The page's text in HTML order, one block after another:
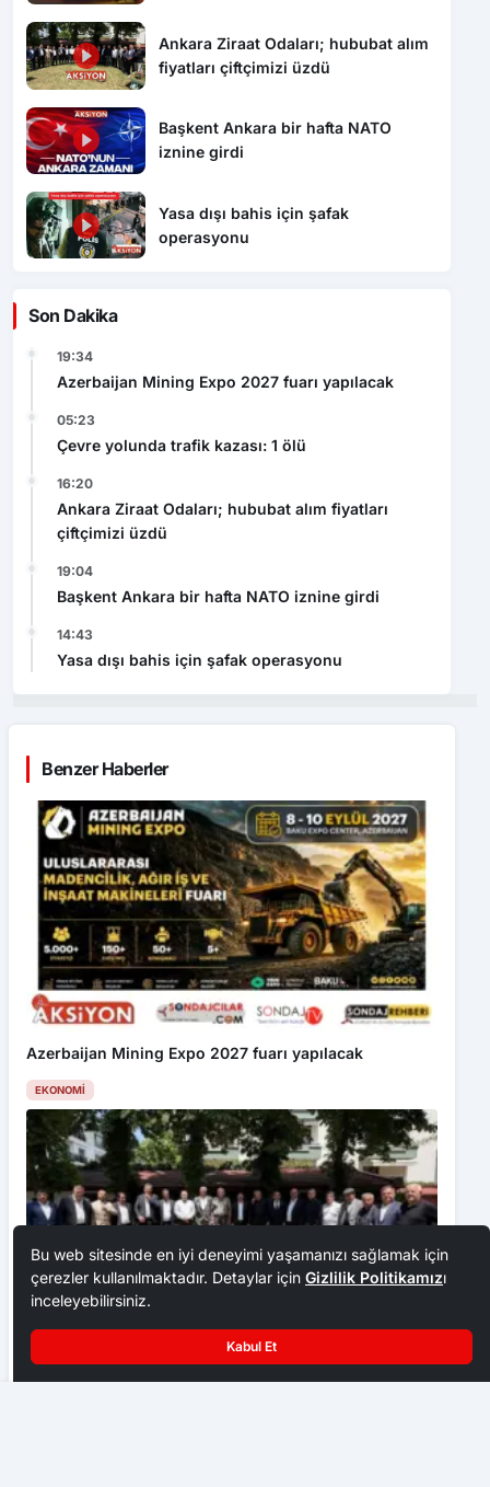
Ankara Ziraat Odaları; hububat alım
fiyatları çiftçimizi üzdü
Başkent Ankara bir hafta NATO
iznine girdi
Yasa dışı bahis için şafak
operasyonu
Son Dakika
19:34
Azerbaijan Mining Expo 2027 fuarı yapılacak
05:23
Çevre yolunda trafik kazası: 1 ölü
16:20
Ankara Ziraat Odaları; hububat alım fiyatları
çiftçimizi üzdü
19:04
Başkent Ankara bir hafta NATO iznine girdi
14:43
Yasa dışı bahis için şafak operasyonu
Benzer Haberler
Azerbaijan Mining Expo 2027 fuarı yapılacak
EKONOMI
Ankara Ziraat Odaları; hububat alım fiyatları çiftçimizi
üzdü
Bu web sitesinde en iyi deneyimi yaşamanızı sağlamak için
çerezler kullanılmaktadır. Detaylar için Gizlilik Politikamızı
inceleyebilirsiniz.
Kabul Et